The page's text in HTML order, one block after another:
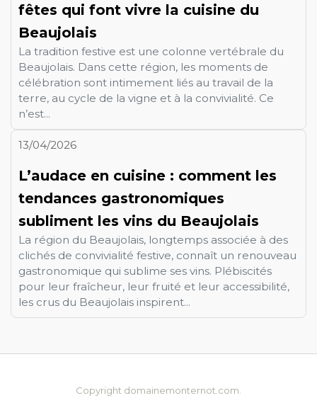
fêtes qui font vivre la cuisine du
Beaujolais
La tradition festive est une colonne vertébrale du
Beaujolais. Dans cette région, les moments de
célébration sont intimement liés au travail de la
terre, au cycle de la vigne et à la convivialité. Ce
n’est...
13/04/2026
L’audace en cuisine : comment les
tendances gastronomiques
subliment les vins du Beaujolais
La région du Beaujolais, longtemps associée à des
clichés de convivialité festive, connaît un renouveau
gastronomique qui sublime ses vins. Plébiscités
pour leur fraîcheur, leur fruité et leur accessibilité,
les crus du Beaujolais inspirent...
Copyright domainemonternot.com.